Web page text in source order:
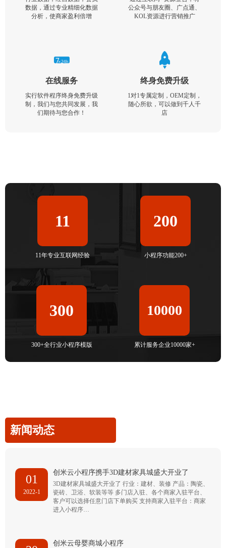
数据，通过专业精细化数据
分析，使商家盈利倍增
公众号与朋友圈、广点通、
KOL资源进行营销推广
在线服务
实行软件程序终身免费升级
制，我们与您共同发展，我
们期待与您合作！
终身免费升级
1对1专属定制，OEM定制，
随心所欲，可以做到千人千
店
11
11年专业互联网经验
200
小程序功能200+
300
300+全行业小程序模版
10000
累计服务企业10000家+
新闻动态
01
2022-1
创米云小程序携手3D建材家具城盛大开业了
3D建材家具城盛大开业了 行业：建材、装修 产品：陶瓷、
瓷砖、卫浴、软装等等 多门店入驻、各个商家入驻平台、
客户可以选择任意门店下单购买 支持商家入驻平台：商家
进入小程序…
创米云母婴商城小程序